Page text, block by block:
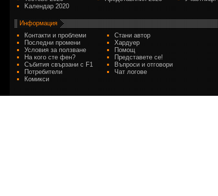
Kалендар 2020
Информация
Контакти и проблеми
Стани автор
Последни промени
Хардуер
Условия за ползване
Помощ
На кого сте фен?
Представете се!
Събития свързани с F1
Въпроси и отговори
Потребители
Чат логове
Комикси